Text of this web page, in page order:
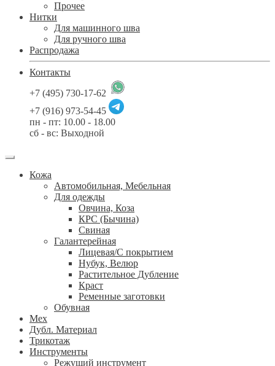
Прочее
Нитки
Для машинного шва
Для ручного шва
Распродажа
Контакты
+7 (495) 730-17-62
+7 (916) 973-54-45
пн - пт: 10.00 - 18.00
сб - вс: Выходной
Кожа
Автомобильная, Мебельная
Для одежды
Овчина, Коза
КРС (Бычина)
Свиная
Галантерейная
Лицевая/С покрытием
Нубук, Велюр
Растительное Дубление
Краст
Ременные заготовки
Обувная
Мех
Дубл. Материал
Трикотаж
Инструменты
Режущий инструмент